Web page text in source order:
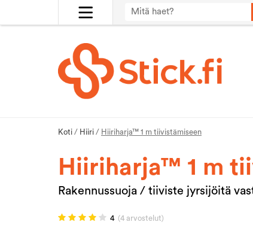
Koti / Hiiri / Hiiriharja™ 1 m tiivistämiseen
Hiiriharja™ 1 m
Rakennussuoja / tiiviste jyrsijöitä
4 (4 arvostelut)